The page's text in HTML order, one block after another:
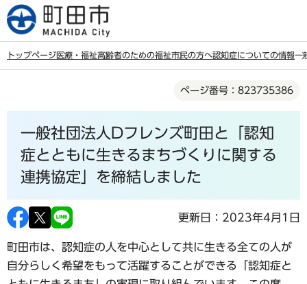
こ
の
トップページ医療・福祉高齢者のための福祉市民の方へ認知症についての情報一
ページ番号：823735386
一般社団法人Dフレンズ町田と「認知
症とともに生きるまちづくりに関する
連携協定」を締結しました
更新日：2023年4月1日
町田市は、認知症の人を中心として共に生きる全ての人が
自分らしく希望をもって活躍することができる「認知症と